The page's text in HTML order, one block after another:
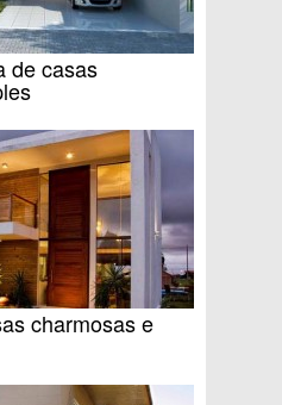
de casas
charmosas e